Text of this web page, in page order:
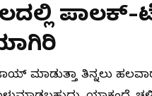
ಮಾಡುತ್ತಾ ತಿನ್ನಲು